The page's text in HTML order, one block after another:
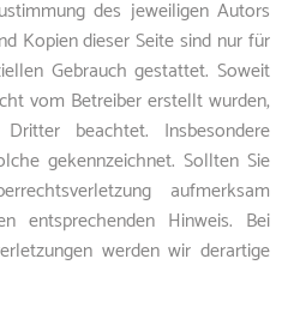
des jeweiligen Autors
Kopien dieser Seite sind nur für
Gebrauch gestattet. Soweit
vom Betreiber erstellt wurden,
beachtet. Insbesondere
gekennzeichnet. Sollten Sie
aufmerksam
entsprechenden Hinweis. Bei
werden wir derartige